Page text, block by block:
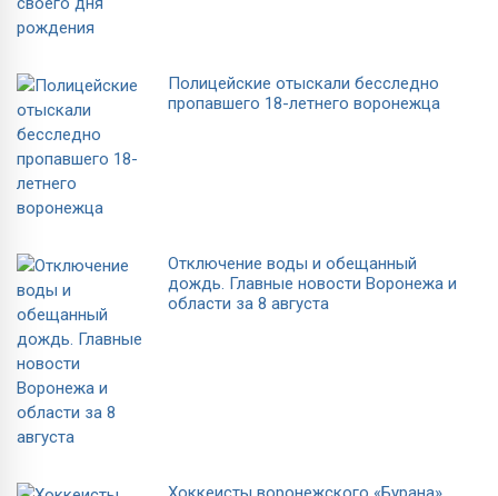
Полицейские отыскали бесследно
пропавшего 18-летнего воронежца
Отключение воды и обещанный
дождь. Главные новости Воронежа и
области за 8 августа